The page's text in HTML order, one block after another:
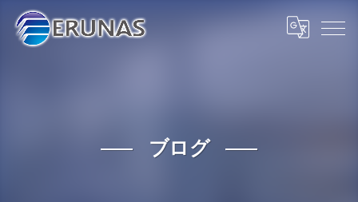
ブログ